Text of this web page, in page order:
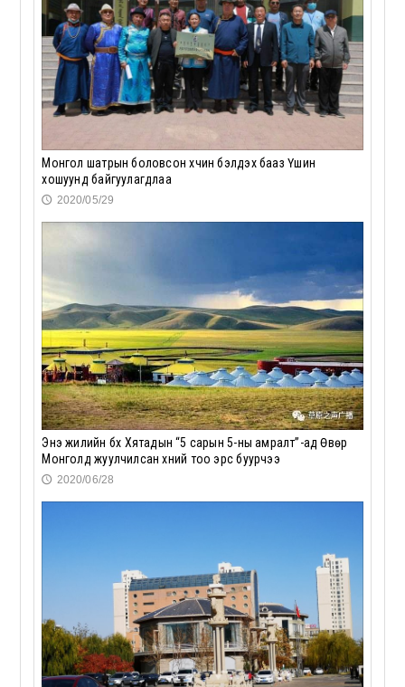
Монгол шатрын боловсон хүчин бэлдэх бааз Үүшин
хошуунд байгуулагдлаа
🕔 2020/05/29
Энэ жилийн бүх Хятадын “5 сарын 5-ны амралт”-ад Өвөр
Монголд жуулчилсан хүний тоо эрс буурчээ
🕔 2020/06/28